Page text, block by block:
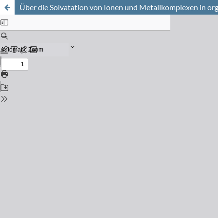
Über die Solvatation von Ionen und Metallkomplexen in